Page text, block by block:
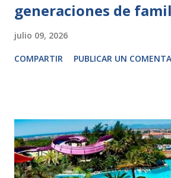
generaciones de
julio 09, 2026
COMPARTIR PUBLICAR UN